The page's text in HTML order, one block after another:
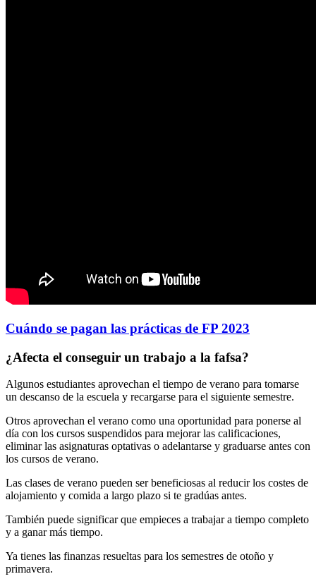
Cuándo se pagan las prácticas de FP 2023
¿Afecta el conseguir un trabajo a la fafsa?
Algunos estudiantes aprovechan el tiempo de verano para tomarse
un descanso de la escuela y recargarse para el siguiente semestre.
Otros aprovechan el verano como una oportunidad para ponerse al
día con los cursos suspendidos para mejorar las calificaciones,
eliminar las asignaturas optativas o adelantarse y graduarse antes con
los cursos de verano.
Las clases de verano pueden ser beneficiosas al reducir los costes de
alojamiento y comida a largo plazo si te gradúas antes.
También puede significar que empieces a trabajar a tiempo completo
y a ganar más tiempo.
Ya tienes las finanzas resueltas para los semestres de otoño y
primavera.